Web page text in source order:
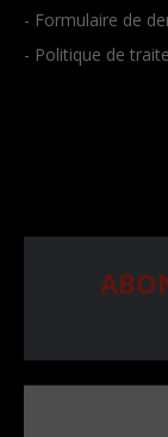
- Formulaire de
- Politique de